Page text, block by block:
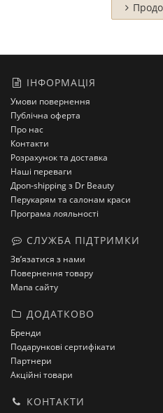
ІНФОРМАЦІЯ
Умови повернення
Публічна оферта
Про нас
Контакти
Розрахунок та доставка
Наші переваги
Дроп-shipping з Dr Beauty
Перукарям та салонам краси
Програма лояльності
СЛУЖБА ПІДТРИМКИ
Зв’язатися з нами
Повернення товару
Мапа сайту
ДОДАТКОВО
Бренди
Подарункові сертифікати
Партнери
Акційні товари
КОНТАКТИ